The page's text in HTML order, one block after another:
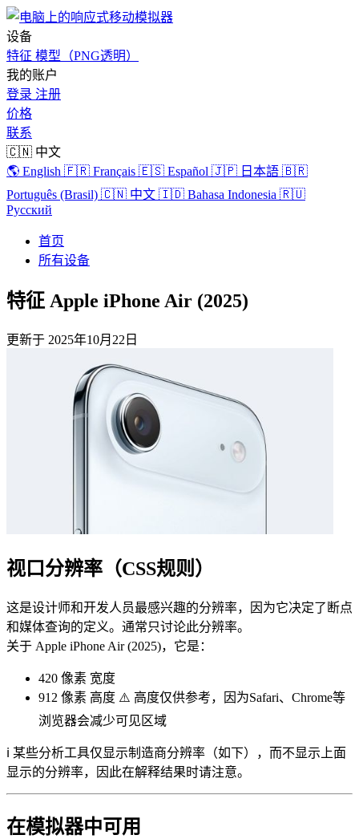
设备
特征 模型（PNG透明）
我的账户
登录 注册
价格
联系
🇨🇳 中文
🌎 English 🇫🇷 Français 🇪🇸 Español 🇯🇵 日本語 🇧🇷
Português (Brasil) 🇨🇳 中文 🇮🇩 Bahasa Indonesia 🇷🇺
Русский
首页
所有设备
特征 Apple iPhone Air (2025)
更新于 2025年10月22日
视口分辨率（CSS规则）
这是设计师和开发人员最感兴趣的分辨率，因为它决定了断点
和媒体查询的定义。通常只讨论此分辨率。
关于 Apple iPhone Air (2025)，它是：
420 像素 宽度
912 像素 高度 ⚠️ 高度仅供参考，因为Safari、Chrome等
浏览器会减少可见区域
ℹ️ 某些分析工具仅显示制造商分辨率（如下），而不显示上面
显示的分辨率，因此在解释结果时请注意。
在模拟器中可用